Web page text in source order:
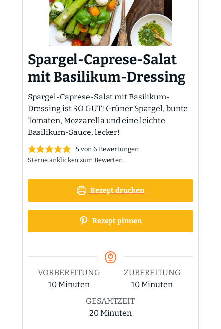
Spargel-Caprese-Salat
mit Basilikum-Dressing
Spargel-Caprese-Salat mit Basilikum-
Dressing ist SO GUT! Grüner Spargel, bunte
Tomaten, Mozzarella und eine leichte
Basilikum-Sauce, lecker!
5von 6 Bewertungen
Sterne anklicken zum Bewerten.
Rezept drucken
Rezept pinnen
VORBEREITUNG
10Minuten
Minuten
ZUBEREITUNG
10Minuten
Minuten
GESAMTZEIT
20Minuten
Minuten